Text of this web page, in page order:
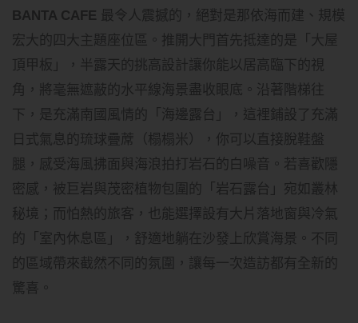
BANTA CAFE 最令人震撼的，絕對是那依海而建、規模
宏大的四大主題座位區。推開大門首先抵達的是「大屋
頂甲板」，半露天的挑高設計讓你能以居高臨下的視
角，將毫無遮蔽的水平線海景盡收眼底。沿著階梯往
下，是充滿南國風情的「海邊露台」，這裡鋪設了充滿
日式氣息的琉球疊蓆（榻榻米），你可以直接脫鞋盤
腿，感受海風拂面與海浪拍打岩石的白噪音。若喜歡隱
密感，被巨岩與茂密植物包圍的「岩石露台」宛如叢林
秘境；而怕熱的旅客，也能選擇設有大片落地窗與冷氣
的「室內休息區」，舒適地躺在沙發上欣賞海景。不同
的區域帶來截然不同的氛圍，讓每一次造訪都有全新的
驚喜。